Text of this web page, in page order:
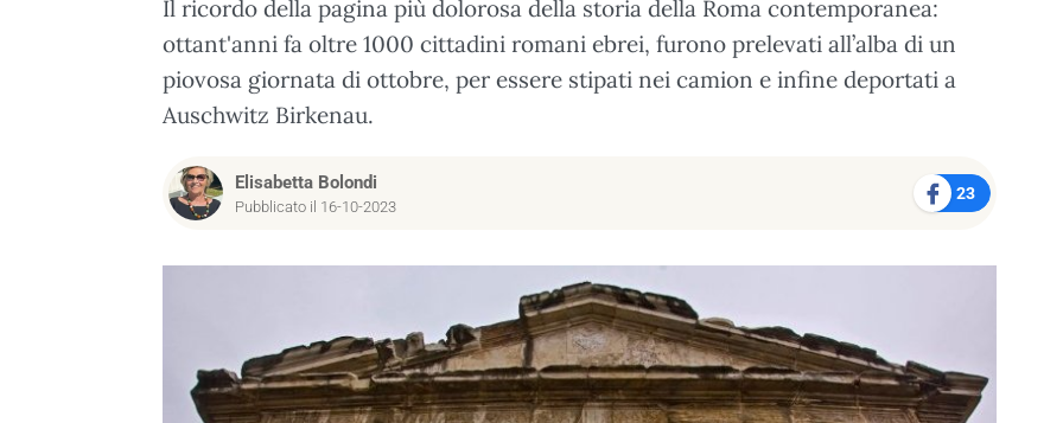
Il ricordo della pagina più dolorosa della storia della Roma contemporanea:
ottant'anni fa oltre 1000 cittadini romani ebrei, furono prelevati all’alba di un
piovosa giornata di ottobre, per essere stipati nei camion e infine deportati a
Auschwitz Birkenau.
Elisabetta Bolondi
Pubblicato il 16-10-2023
23